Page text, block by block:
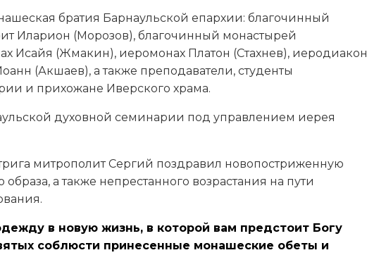
братия Барнаульской епархии: благочинный
Иларион (Морозов), благочинный монастырей
Исайя (Жмакин), иеромонах Платон (Стахнев), иеродиакон
(Акшаев), а также преподаватели, студенты
и прихожане Иверского храма.
духовной семинарии под управлением иерея
митрополит Сергий поздравил новопостриженную
а также непрестанного возрастания на пути
в новую жизнь, в которой вам предстоит Богу
соблюсти принесенные монашеские обеты и